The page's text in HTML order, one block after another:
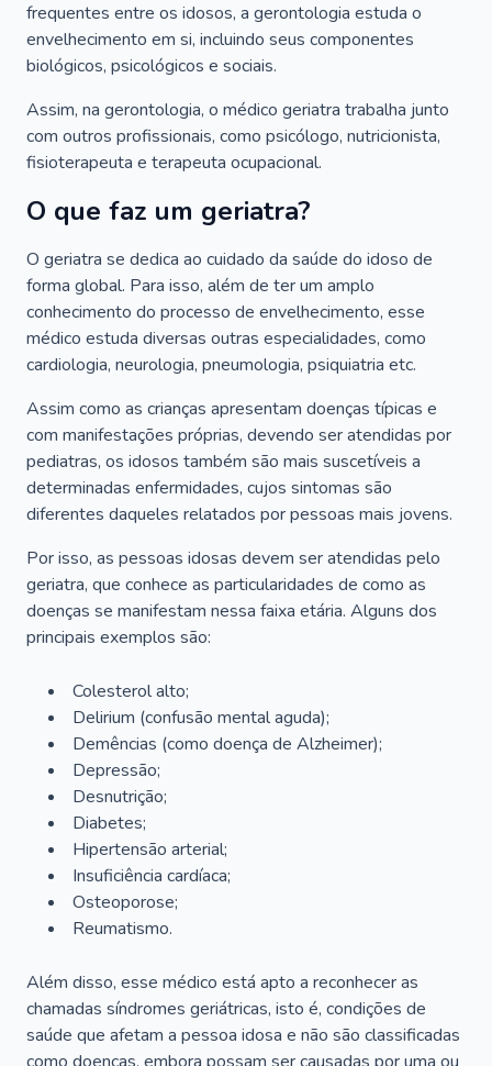
frequentes entre os idosos, a gerontologia estuda o
envelhecimento em si, incluindo seus componentes
biológicos, psicológicos e sociais.
Assim, na gerontologia, o médico geriatra trabalha junto
com outros profissionais, como psicólogo, nutricionista,
fisioterapeuta e terapeuta ocupacional.
O que faz um geriatra?
O geriatra se dedica ao cuidado da saúde do idoso de
forma global. Para isso, além de ter um amplo
conhecimento do processo de envelhecimento, esse
médico estuda diversas outras especialidades, como
cardiologia, neurologia, pneumologia, psiquiatria etc.
Assim como as crianças apresentam doenças típicas e
com manifestações próprias, devendo ser atendidas por
pediatras, os idosos também são mais suscetíveis a
determinadas enfermidades, cujos sintomas são
diferentes daqueles relatados por pessoas mais jovens.
Por isso, as pessoas idosas devem ser atendidas pelo
geriatra, que conhece as particularidades de como as
doenças se manifestam nessa faixa etária. Alguns dos
principais exemplos são:
Colesterol alto;
Delirium (confusão mental aguda);
Demências (como doença de Alzheimer);
Depressão;
Desnutrição;
Diabetes;
Hipertensão arterial;
Insuficiência cardíaca;
Osteoporose;
Reumatismo.
Além disso, esse médico está apto a reconhecer as
chamadas síndromes geriátricas, isto é, condições de
saúde que afetam a pessoa idosa e não são classificadas